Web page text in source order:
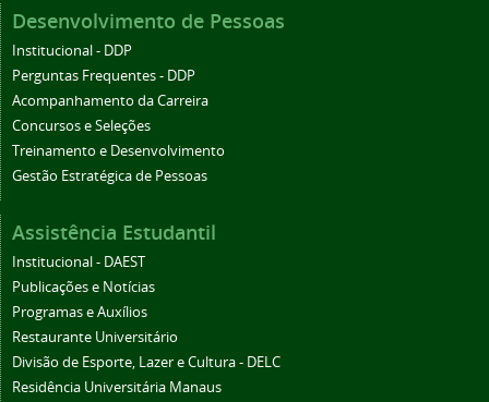
Desenvolvimento de Pessoas
Institucional - DDP
Perguntas Frequentes - DDP
Acompanhamento da Carreira
Concursos e Seleções
Treinamento e Desenvolvimento
Gestão Estratégica de Pessoas
Assistência Estudantil
Institucional - DAEST
Publicações e Notícias
Programas e Auxílios
Restaurante Universitário
Divisão de Esporte, Lazer e Cultura - DELC
Residência Universitária Manaus